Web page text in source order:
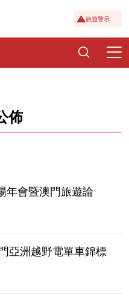
旅遊警示
佈
年會暨澳門旅遊論
亞洲越野電單車錦標